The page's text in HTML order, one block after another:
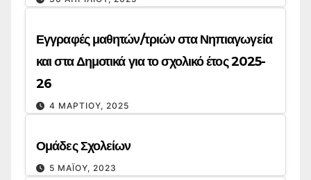
Εγγραφές μαθητών/τριών στα Νηπιαγωγεία
και στα Δημοτικά για το σχολικό έτος 2025-
26
4 ΜΑΡΤΊΟΥ, 2025
Ομάδες Σχολείων
5 ΜΑΪ́ΟΥ, 2023